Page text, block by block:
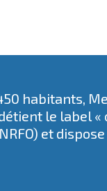
habitants,
le label
et